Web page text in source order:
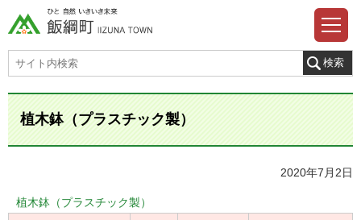
植木鉢（プラスチック製）
2020年7月2日
植木鉢（プラスチック製）